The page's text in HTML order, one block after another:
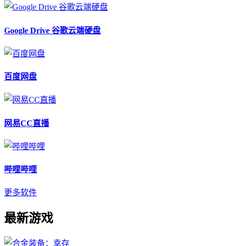
Google Drive 谷歌云端硬盘
百度网盘
网易CC直播
哔哩哔哩
更多软件
最新游戏